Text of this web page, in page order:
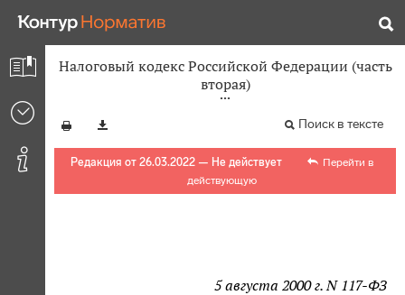
Налоговый кодекс Российской Федерации (часть
вторая)
Поиск в тексте
Редакция от 26.03.2022 — Не действует
Перейти в
действующую
5 августа 2000 г. N 117-ФЗ